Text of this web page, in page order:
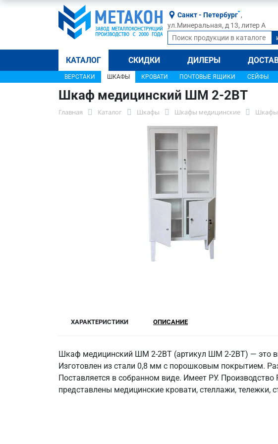
Санкт - Петербург ,
ул.Минеральная, д 13, литер А
КАТАЛОГ СКИДКИ ДИЛЕРЫ
ВЕРСТАКИ ШКАФЫ КРОВАТИ ПОЧТОВЫЕ ЯЩИКИ СЕЙФЫ
Шкаф медицинский ШМ 2-2ВТ
Главная Каталог Шкафы Шкафы медицинские Шкафы
ХАРАКТЕРИСТИКИ ОПИСАНИЕ
Шкаф медицинский ШМ 2-2ВТ (артикул ШМ 2-2ВТ) — это
Изготовлен из стали 0,8 мм с порошковым покрытием.
Поставляется в собранном виде. Имеет РУ.
представлены медицинские кровати, стеллажи, тележки,